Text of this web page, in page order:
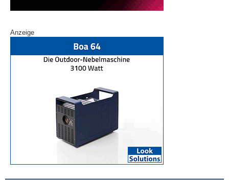
Anzeige